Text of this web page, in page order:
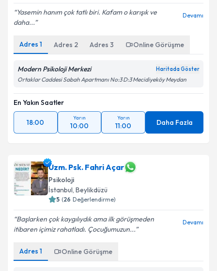
Yasemin hanım çok tatlı biri. Kafam o karışık ve
daha...
Devamı
Adres 1 Adres 2 Adres 3 Online Görüşme
Modern Psikoloji Merkezi Haritada Göster
Ortaklar Caddesi Sabah Apartmanı No:3 D:3 Mecidiyeköy Meydan
En Yakın Saatler
18:00
Yarın
10:00
Yarın
11:00 Daha Fazla
Uzm. Psk. Fahri Açar
Psikoloji
İstanbul, Beylikdüzü
5 (26 Değerlendirme)
Başlarken çok kaygılıydık ama ilk görüşmeden
itibaren içimiz rahatladı. Çocuğumuzun...
Devamı
Adres 1 Online Görüşme